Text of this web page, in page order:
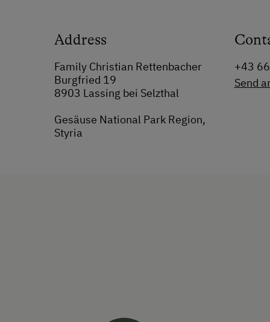
Address
Family Christian Rettenbacher
Burgfried 19
8903 Lassing bei Selzthal
Gesäuse National Park Region,
Styria
+43
Send